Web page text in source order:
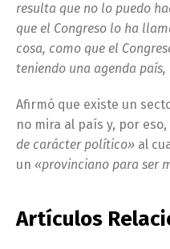
resulta que no lo puedo
que el Congreso lo ha
cosa, como que el
teniendo una agenda
Afirmó que existe un
no mira al país y, por
de carácter político» al
un «provinciano para ser
Artículos